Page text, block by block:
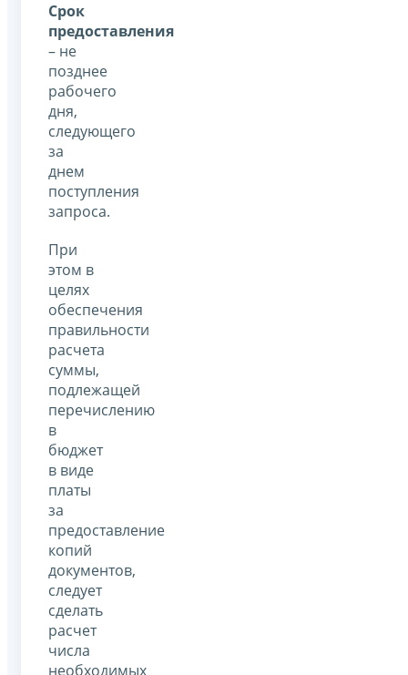
Срок
предоставления
– не
позднее
рабочего
дня,
следующего
за
днем
поступления
запроса.
При
этом в
целях
обеспечения
правильности
расчета
суммы,
подлежащей
перечислению
в
бюджет
в виде
платы
за
предоставление
копий
документов,
следует
сделать
расчет
числа
необходимых